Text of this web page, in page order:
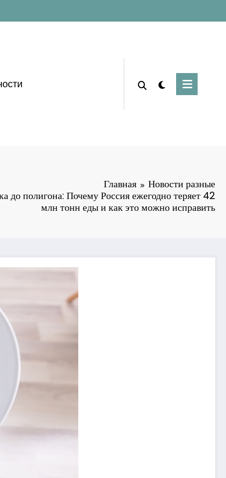
Главная
Новости разные
до полигона: Почему Россия ежегодно теряет 42
млн тонн еды и как это можно исправить